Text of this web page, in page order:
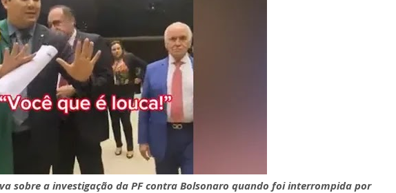
sobre a investigação da PF contra Bolsonaro quando foi interrompida por